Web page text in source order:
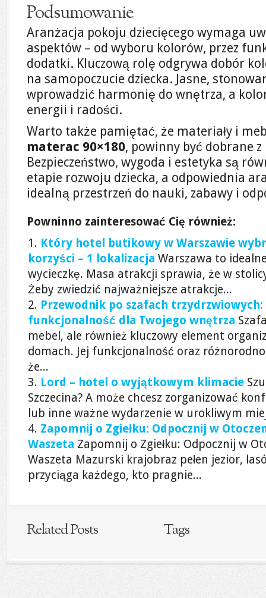
Podsumowanie
Aranżacja pokoju dziecięcego wymaga
aspektów – od wyboru kolorów, przez
dodatki. Kluczową rolę odgrywa dobór
na samopoczucie dziecka. Jasne,
wprowadzić harmonię do wnętrza, a
energii i radości.
Warto także pamiętać, że materiały i
materac 90×180, powinny być dobrane z
Bezpieczeństwo, wygoda i estetyka są
etapie rozwoju dziecka, a odpowiednia
idealną przestrzeń do nauki, zabawy i
Powninno zainteresować Cię również:
Który hotel butikowy w Warszawie
korzyści – 1 lokalizacja Warszawa to
wycieczkę. Masa atrakcji sprawia, że w
Żeby zwiedzić najważniejsze atrakcje...
Przewodnik po szafach
funkcjonalność dla Twojego wnętrza
mebel, ale również kluczowy element
domach. Jej funkcjonalność oraz
że...
Lord – hotel o wyjątkowym klimacie
Szczecina? A może chcesz zorganizować
lub inne ważne wydarzenie w urokliwym
Zapomnij o Zgiełku: Odpocznij w
Waszeta Zapomnij o Zgiełku: Odpocznij w
Waszeta Mazurski krajobraz pełen jezior,
przyciąga każdego, kto pragnie...
Related Posts Tags